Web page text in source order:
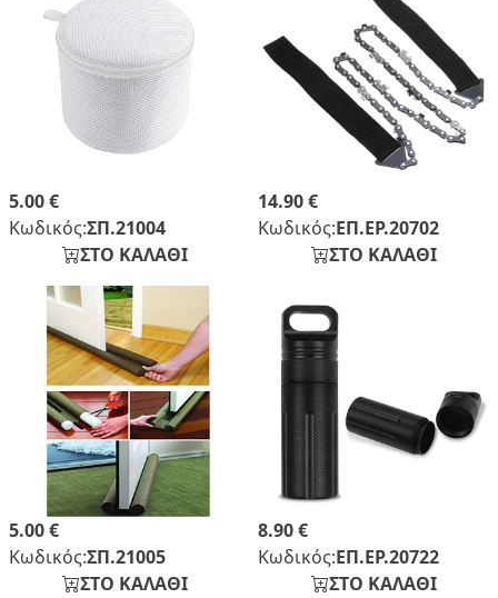
5.00 €
Κωδικός:ΣΠ.21004
ΣΤΟ ΚΑΛΑΘΙ
14.90 €
Κωδικός:ΕΠ.ΕΡ.20702
ΣΤΟ ΚΑΛΑΘΙ
5.00 €
Κωδικός:ΣΠ.21005
ΣΤΟ ΚΑΛΑΘΙ
8.90 €
Κωδικός:ΕΠ.ΕΡ.20722
ΣΤΟ ΚΑΛΑΘΙ